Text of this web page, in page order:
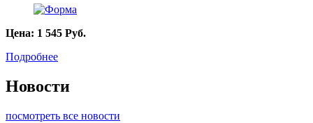
Цена: 1 545 Руб.
Подробнее
Новости
посмотреть все новости